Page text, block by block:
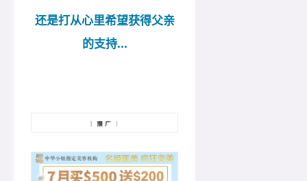
还是打从心里希望获得父亲
的支持...